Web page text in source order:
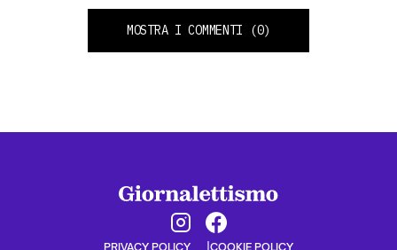
MOSTRA I COMMENTI (0)
PRIVACY POLICY COOKIE POLICY